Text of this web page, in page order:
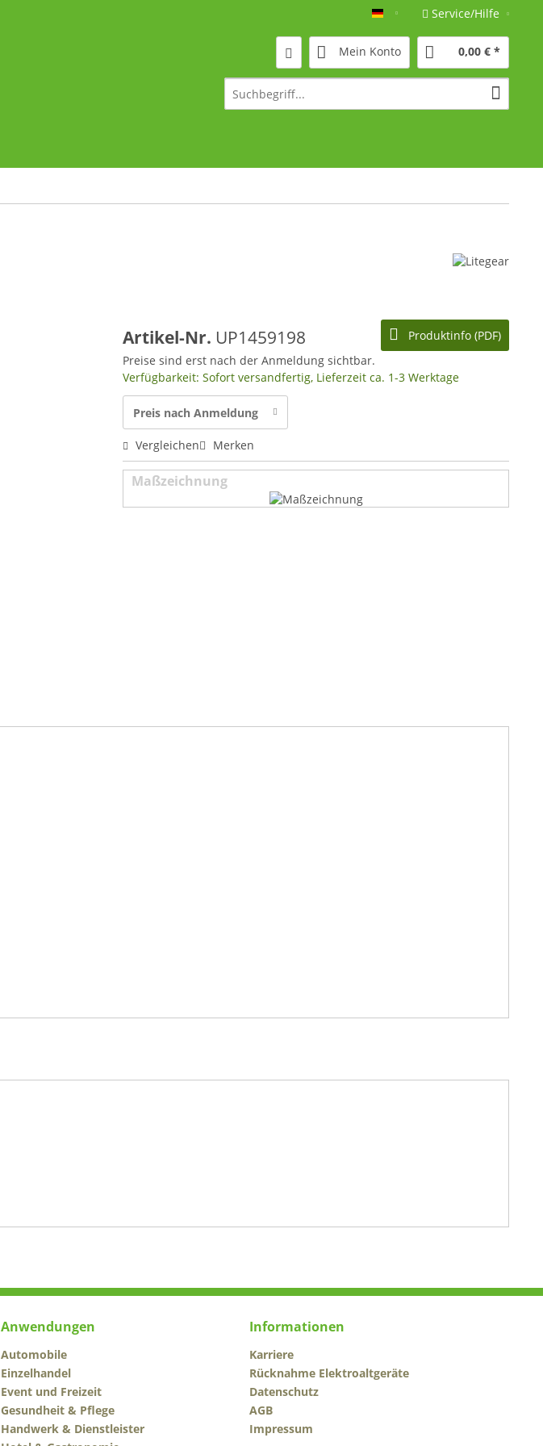
Deutsch Service/Hilfe
Mein Konto 0,00 € *
Produktinfo (PDF)
Artikel-Nr. UP1459198
Preise sind erst nach der Anmeldung sichtbar.
Verfügbarkeit: Sofort versandfertig, Lieferzeit ca. 1-3 Werktage
Preis nach Anmeldung
Vergleichen Merken
Maßzeichnung
Anwendungen
Automobile
Einzelhandel
Event und Freizeit
Gesundheit & Pflege
Handwerk & Dienstleister
Informationen
Karriere
Rücknahme Elektroaltgeräte
Datenschutz
AGB
Impressum